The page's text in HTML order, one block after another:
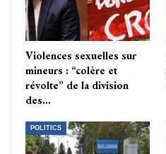
Violences sexuelles sur
mineurs : “colère et
révolte” de la division
des…
POLITICS